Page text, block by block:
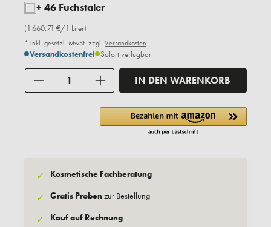
+ 46 Fuchstaler
(1.660,71 €/1 Liter)
* inkl. gesetzl. MwSt. zzgl. Versandkosten
Versandkostenfrei Sofort verfügbar
IN DEN WARENKORB
✓ Kosmetische Fachberatung
✓ Gratis Probenzur Bestellung
✓ Kauf auf Rechnung